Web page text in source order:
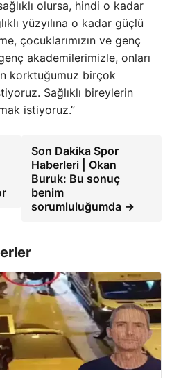
olursa, hindi o kadar
yüzyılına o kadar güçlü
çocuklarımızın ve genç
akademilerimizle, onları
korktuğumuz birçok
Sağlıklı bireylerin
istiyoruz.”
Son Dakika Spor
Haberleri | Okan
Buruk: Bu sonuç
benim
sorumluluğumda →